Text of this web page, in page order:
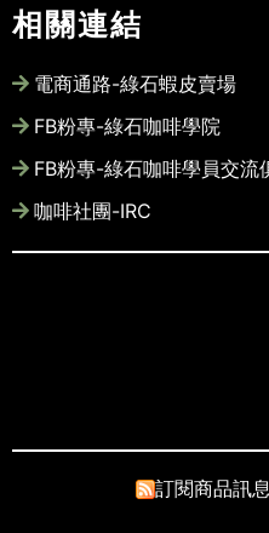
相關連結
電商通路-綠石蝦皮賣場
FB粉專-綠石咖啡學院
FB粉專-綠石咖啡學員交流
咖啡社團-IRC
訂閱商品訊息